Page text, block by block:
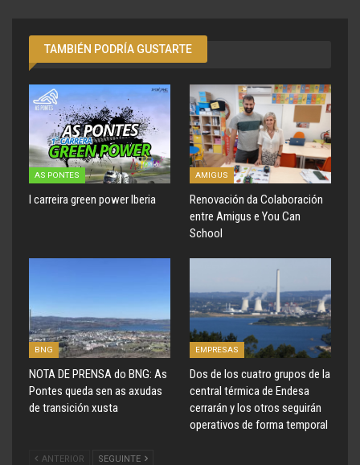
TAMBIÉN PODRÍA GUSTARTE
AS PONTES
I carreira green power Iberia
AMIGUS
Renovación da Colaboración
entre Amigus e You Can
School
BNG
NOTA DE PRENSA do BNG: As
Pontes queda sen as axudas
de transición xusta
EMPRESAS
Dos de los cuatro grupos de la
central térmica de Endesa
cerrarán y los otros seguirán
operativos de forma temporal
ANTERIOR SEGUINTE